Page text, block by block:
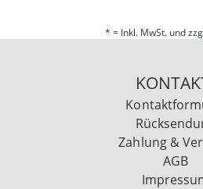
* = Inkl. MwSt. und
Zahlung &
AGB